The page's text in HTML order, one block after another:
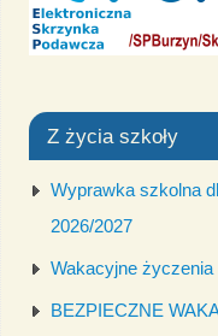
Z życia szkoły
Wyprawka szkolna
2026/2027
Wakacyjne życzenia
BEZPIECZNE